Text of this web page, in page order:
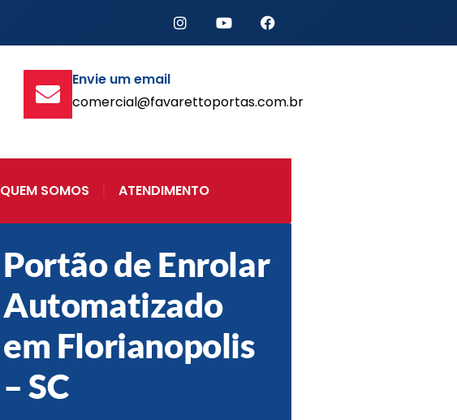
Envie um email
comercial@favarettoportas.com.br
QUEM SOMOS ATENDIMENTO
Portão de Enrolar
Automatizado
em Florianopolis
– SC